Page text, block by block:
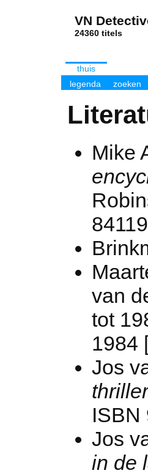
VN
24360
thuis
legenda
zoeken
Mike
van
tot
1984
Jos
ISBN
Jos
in de